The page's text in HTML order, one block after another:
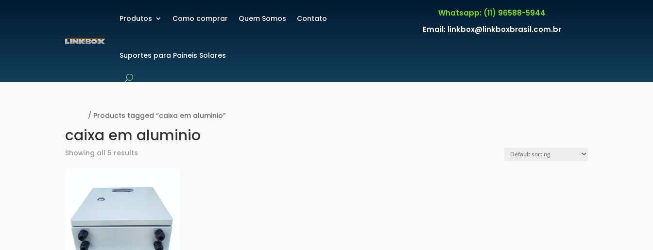
Produtos Como comprar Quem Somos Contato
Suportes para Paineis Solares
Whatsapp: (11) 96588-5944
Email: linkbox@linkboxbrasil.com.br
/ Products tagged “caixa em aluminio”
caixa em aluminio
Showing all 5 results